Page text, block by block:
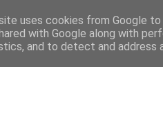
WOKÓŁ TEATRU
uses cookies from Google
with Google along with
and to detect and address